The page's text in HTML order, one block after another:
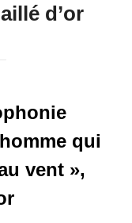
d’or
qui
vent »,